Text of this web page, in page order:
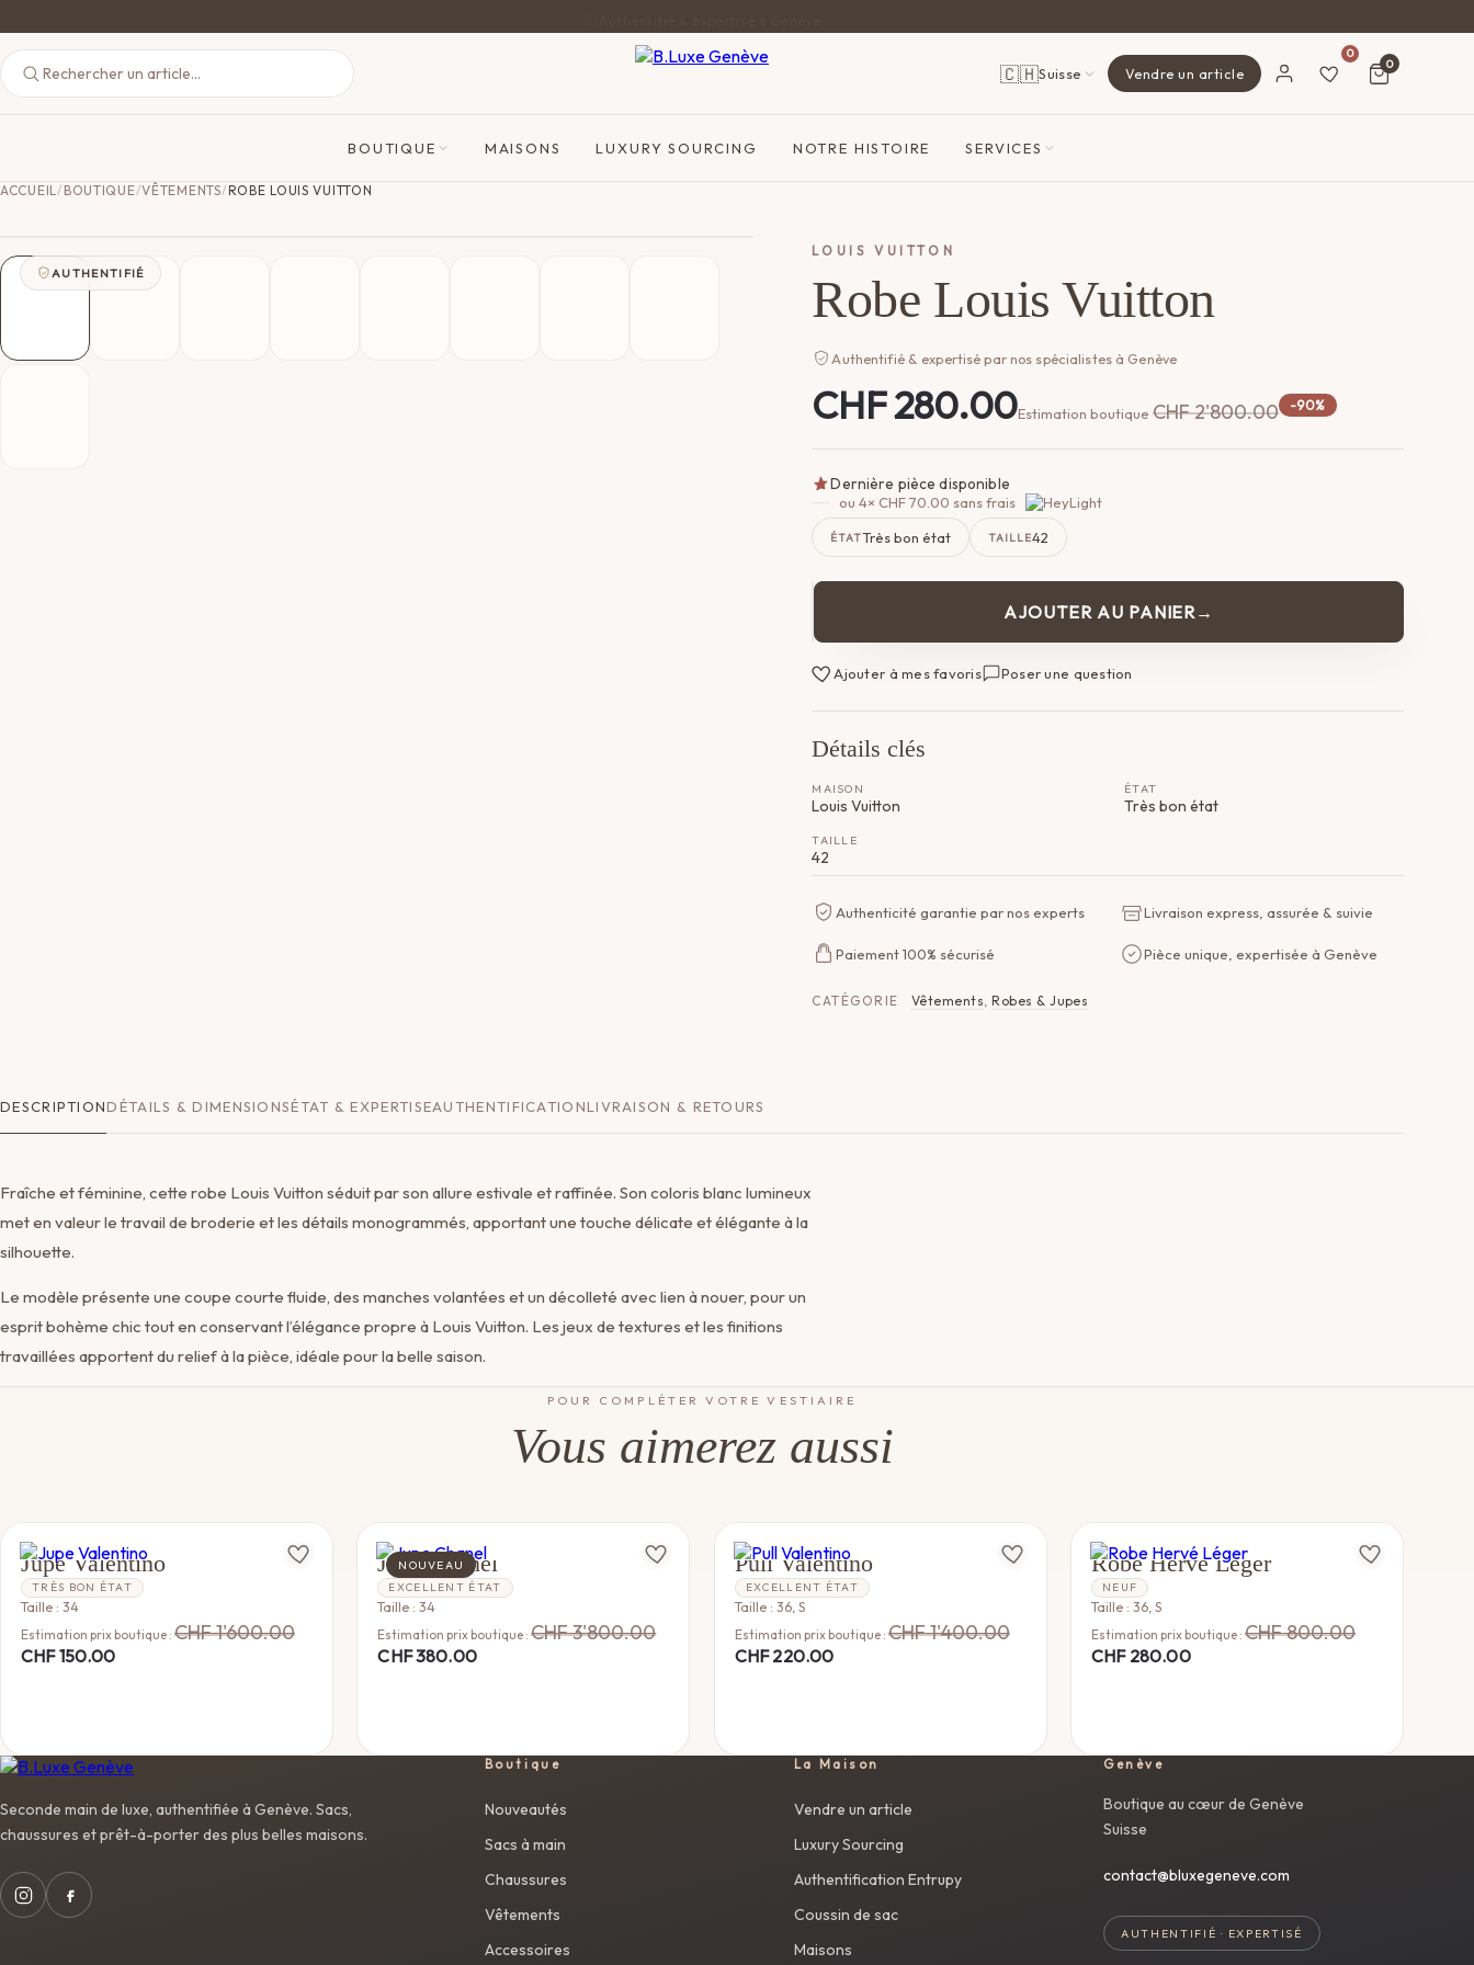
🇨🇭Suisse Vendre un article
0
0
BOUTIQUE MAISONS LUXURY SOURCING NOTRE HISTOIRE SERVICES
ACCUEIL/ BOUTIQUE/VÊTEMENTS/ROBE LOUIS VUITTON
AUTHENTIFIÉ
LOUIS VUITTON
Robe Louis Vuitton
Authentifié & expertisé par nos spécialistes à Genève
CHF280.00Estimation boutique CHF2'800.00 -90%
Dernière pièce disponible
ou 4× CHF70.00 sans frais
ÉTATTrès bon état TAILLE42
de
Robe
Louis
AJOUTER AU PANIER
Ajouter à mes favoris Poser une question
Détails clés
MAISON
Louis Vuitton
ÉTAT
Très bon état
TAILLE
42
Authenticité garantie par nos experts Livraison express, assurée & suivie
Paiement 100% sécurisé Pièce unique, expertisée à Genève
CATÉGORIE Vêtements,Robes & Jupes
DESCRIPTIONDÉTAILS & DIMENSIONSÉTAT & EXPERTISEAUTHENTIFICATIONLIVRAISON & RETOURS
Fraîche et féminine, cette robe Louis Vuitton séduit par son allure estivale et raffinée. Son coloris blanc lumineux
met en valeur le travail de broderie et les détails monogrammés, apportant une touche délicate et élégante à la
silhouette.
Le modèle présente une coupe courte fluide, des manches volantées et un décolleté avec lien à nouer, pour un
esprit bohème chic tout en conservant l’élégance propre à Louis Vuitton. Les jeux de textures et les finitions
travaillées apportent du relief à la pièce, idéale pour la belle saison.
POUR COMPLÉTER VOTRE VESTIAIRE
Vous aimerez aussi
VALENTINO
Jupe Valentino
TRÈS BON ÉTAT
Taille : 34
Estimation prix boutique : CHF1'600.00
CHF150.00
NOUVEAU
CHANEL
Jupe Chanel
EXCELLENT ÉTAT
Taille : 34
Estimation prix boutique :CHF3'800.00
CHF380.00
VALENTINO
Pull Valentino
EXCELLENT ÉTAT
Taille : 36, S
Estimation prix boutique :CHF1'400.00
CHF220.00
HERVÉ LEGER
Robe Hervé Léger
NEUF
Taille : 36, S
Estimation prix boutique :CHF800.00
CHF280.00
Seconde main de luxe, authentifiée à Genève. Sacs,
chaussures et prêt-à-porter des plus belles maisons.
Boutique
Nouveautés
Sacs à main
Chaussures
Vêtements
Accessoires
La Maison
Vendre un article
Luxury Sourcing
Authentification Entrupy
Coussin de sac
Maisons
Genève
Boutique au cœur de Genève
Suisse
contact@bluxegeneve.com
AUTHENTIFIÉ · EXPERTISÉ